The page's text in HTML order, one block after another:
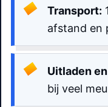
Transport:
afstand en
Uitladen
bij veel